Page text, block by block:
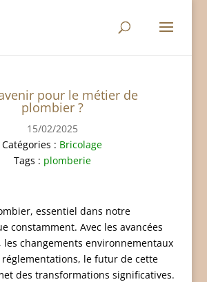
pour le métier de
plombier ?
15/02/2025
Catégories : Bricolage
Tags : plomberie
essentiel dans notre
constamment. Avec les avancées
les changements environnementaux
le futur de cette
des transformations significatives.